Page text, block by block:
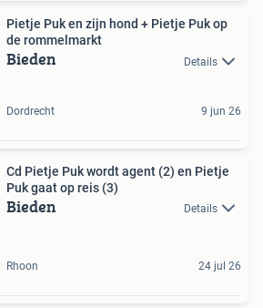
Pietje Puk en zijn hond + Pietje Puk op
de rommelmarkt
Bieden Details
Dordrecht 9 jun 26
Cd Pietje Puk wordt agent (2) en Pietje
Puk gaat op reis (3)
Bieden Details
Rhoon 24 jul 26